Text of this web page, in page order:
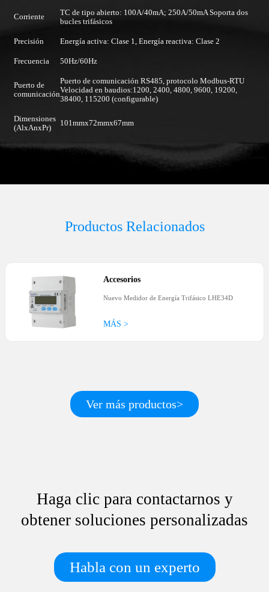
Corriente
TC de tipo abierto: 100A/40mA; 250A/50mA Soporta dos
bucles trifásicos
Precisión Energía activa: Clase 1, Energía reactiva: Clase 2
Frecuencia 50Hz/60Hz
Puerto de
comunicación
Puerto de comunicación RS485, protocolo Modbus-RTU
Velocidad en baudios:1200, 2400, 4800, 9600, 19200,
38400, 115200 (configurable)
Dimensiones
(AlxAnxPr)
101mmx72mmx67mm
Productos Relacionados
Accesorios
Nuevo Medidor de Energía Trifásico LHE34D
MÁS >
Ver más productos>
Haga clic para contactarnos y
obtener soluciones personalizadas
Habla con un experto